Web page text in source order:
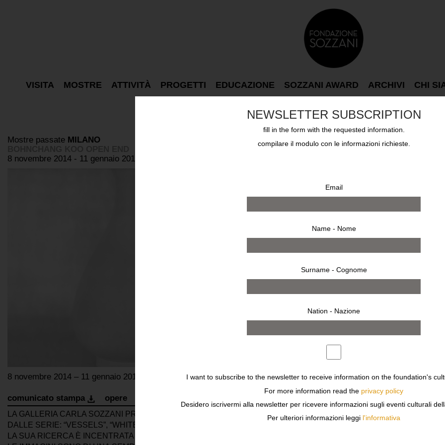
Mostre passate MILANO
8 novembre 2014 - 11 gennaio 2015
8 novembre 2014 – 11 gennaio 2015
comunicato stampa opere
LA GALLERIA CARLA SOZZANI PRESENTA PER LA PRIMA VOLTA IN ITALIA UN’ANTOLOGICA DEL FOTOGRAFO
DALLE SERIE: “VESSELS”, “WHITE”, “PORTRAITS OF TIME”, “RIVERRUN” E “EVERYDAY TREASURES”.
LA SUA RICERCA È INCENTRATA SULLA PROVVISORIETÀ, SUL PASSAGGIO DEL TEMPO, SULLA SCOMPARSA E
NEWSLETTER SUBSCRIPTION
fill in the form with the requested information.
compilare il modulo con le informazioni richieste.
Email
Name - Nome
Surname - Cognome
Nation - Nazione
I want to subscribe to the newsletter to receive information on the foundation's
For more information read the privacy policy
Desidero iscrivermi alla newsletter per ricevere informazioni sugli eventi culturali
Per ulteriori informazioni leggi l'informativa
VISITA MOSTRE ATTIVITÀ PROGETTI EDUCAZIONE SOZZANI AWARD ARCHIVI CHI